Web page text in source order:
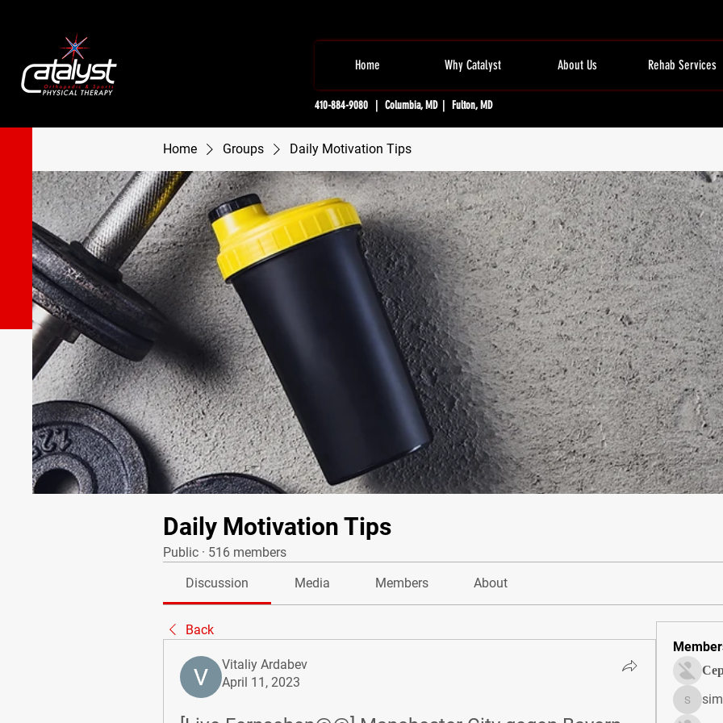
Home Why Catalyst About Us Rehab Services
410-884-9080 | Columbia, MD | Fulton, MD
Home Groups Daily Motivation Tips
Daily Motivation Tips
Public · 516 members
Discussion
Media Members About
Back
Vitaliy Ardabev
April 11, 2023